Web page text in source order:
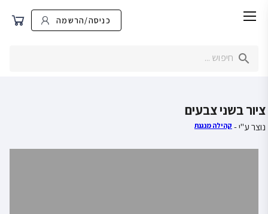
כניסה/הרשמה
ציור בשני צבעים
נוצר ע"י - קהילה מנגנת